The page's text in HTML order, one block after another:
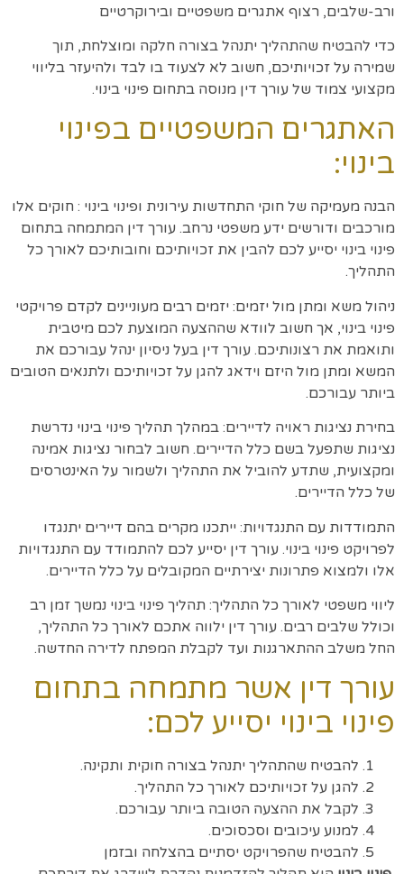
ורב-שלבים, רצוף אתגרים משפטיים ובירוקרטיים
כדי להבטיח שהתהליך יתנהל בצורה חלקה ומוצלחת, תוך
שמירה על זכויותיכם, חשוב לא לצעוד בו לבד ולהיעזר בליווי
מקצועי צמוד של עורך דין מנוסה בתחום פינוי בינוי.
האתגרים המשפטיים בפינוי
בינוי:
הבנה מעמיקה של חוקי התחדשות עירונית ופינוי בינוי : חוקים אלו
מורכבים ודורשים ידע משפטי נרחב. עורך דין המתמחה בתחום
פינוי בינוי יסייע לכם להבין את זכויותיכם וחובותיכם לאורך כל
התהליך.
ניהול משא ומתן מול יזמים: יזמים רבים מעוניינים לקדם פרויקטי
פינוי בינוי, אך חשוב לוודא שההצעה המוצעת לכם מיטבית
ותואמת את רצונותיכם. עורך דין בעל ניסיון ינהל עבורכם את
המשא ומתן מול היזם וידאג להגן על זכויותיכם ולתנאים הטובים
ביותר עבורכם.
בחירת נציגות ראויה לדיירים: במהלך תהליך פינוי בינוי נדרשת
נציגות שתפעל בשם כלל הדיירים. חשוב לבחור נציגות אמינה
ומקצועית, שתדע להוביל את התהליך ולשמור על האינטרסים
של כלל הדיירים.
התמודדות עם התנגדויות: ייתכנו מקרים בהם דיירים יתנגדו
לפרויקט פינוי בינוי. עורך דין יסייע לכם להתמודד עם התנגדויות
אלו ולמצוא פתרונות יצירתיים המקובלים על כלל הדיירים.
ליווי משפטי לאורך כל התהליך: תהליך פינוי בינוי נמשך זמן רב
וכולל שלבים רבים. עורך דין ילווה אתכם לאורך כל התהליך,
החל משלב ההתארגנות ועד לקבלת המפתח לדירה החדשה.
עורך דין אשר מתמחה בתחום
פינוי בינוי יסייע לכם:
להבטיח שהתהליך יתנהל בצורה חוקית ותקינה.
להגן על זכויותיכם לאורך כל התהליך.
לקבל את ההצעה הטובה ביותר עבורכם.
למנוע עיכובים וסכסוכים.
להבטיח שהפרויקט יסתיים בהצלחה ובזמן